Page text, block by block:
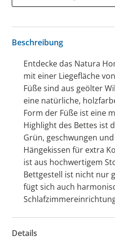
Beschreibung
Entdecke das Natura
mit einer Liegefläche
Füße sind aus geölter
eine natürliche,
Form der Füße ist eine
Highlight des Bettes ist
Grün, geschwungen
Hängekissen für extra
ist aus hochwertigem
Bettgestell ist nicht nur
fügt sich auch
Details